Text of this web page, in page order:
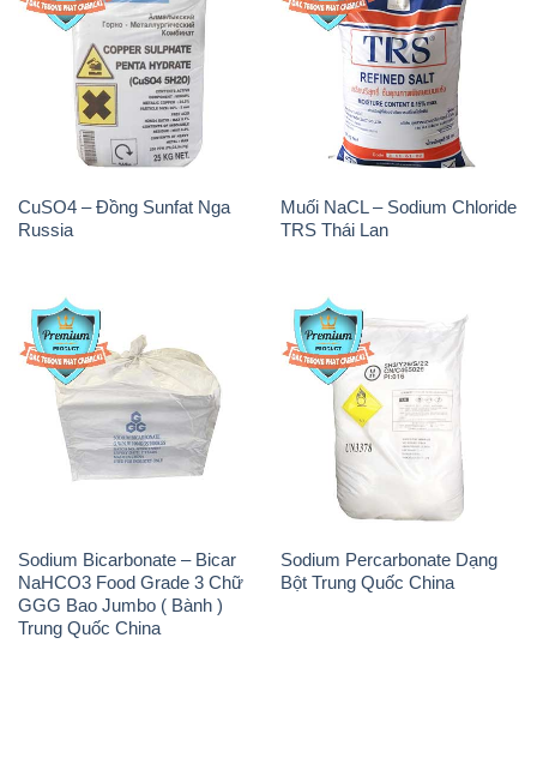
CuSO4 – Đồng Sunfat Nga
Russia
Muối NaCL – Sodium Chloride
TRS Thái Lan
Sodium Bicarbonate – Bicar
NaHCO3 Food Grade 3 Chữ
GGG Bao Jumbo ( Bành )
Trung Quốc China
Sodium Percarbonate Dạng
Bột Trung Quốc China